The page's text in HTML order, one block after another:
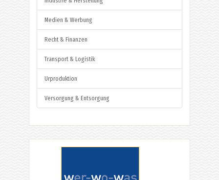
Medien & Werbung
Recht & Finanzen
Transport & Logistik
Urproduktion
Versorgung & Entsorgung